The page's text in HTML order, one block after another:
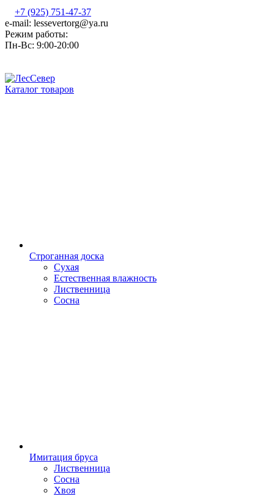
+7 (925) 751-47-37
e-mail: lessevertorg@ya.ru
Режим работы:
Пн-Вс: 9:00-20:00
Каталог товаров
Строганная доска
Сухая
Естественная влажность
Лиственница
Сосна
Имитация бруса
Лиственница
Сосна
Хвоя